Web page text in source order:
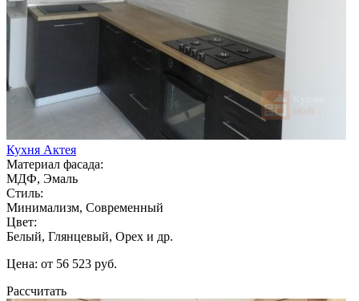
Кухня Актея
Материал фасада:
МДФ, Эмаль
Стиль:
Минимализм, Современный
Цвет:
Белый, Глянцевый, Орех и др.
Цена: от 56 523 руб.
Рассчитать